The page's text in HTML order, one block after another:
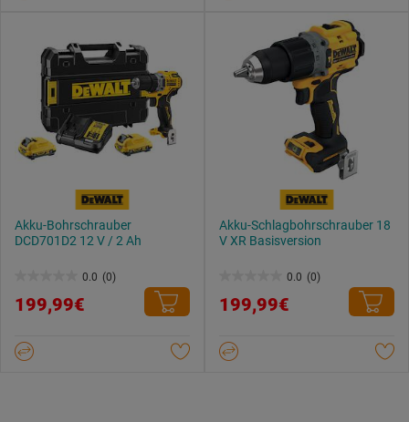
Akku-Bohrschrauber
DCD701D2 12 V / 2 Ah
0.0 (0)
von
Sternen.
199,99€
Akku-Schlagbohrschrauber 18
V XR Basisversion
0.0 (0)
von
Sternen.
199,99€